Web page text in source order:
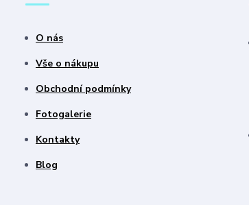
O nás
Vše o nákupu
Obchodní podmínky
Fotogalerie
Kontakty
Blog